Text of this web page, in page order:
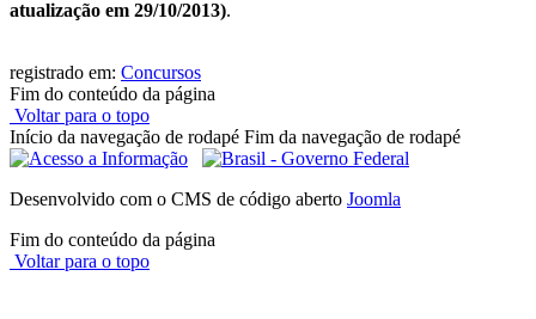
atualização em 29/10/2013).
registrado em: Concursos
Fim do conteúdo da página
Voltar para o topo
Início da navegação de rodapé Fim da navegação de rodapé
Desenvolvido com o CMS de código aberto Joomla
Fim do conteúdo da página
Voltar para o topo